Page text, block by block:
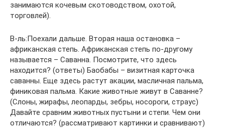
занимаются кочевым скотоводством, охотой,
торговлей).
В-ль:Поехали дальше. Вторая наша остановка –
африканская степь. Африканская степь по-другому
называется – Саванна. Посмотрите, что здесь
находится? (ответы) Баобабы – визитная карточка
саванны. Еще здесь растут акации, масличная пальма,
финиковая пальма. Какие животные живут в Саванне?
(Слоны, жирафы, леопарды, зебры, носороги, страус)
Давайте сравним животных пустыни и степи. Чем они
отличаются? (рассматривают картинки и сравнивают)